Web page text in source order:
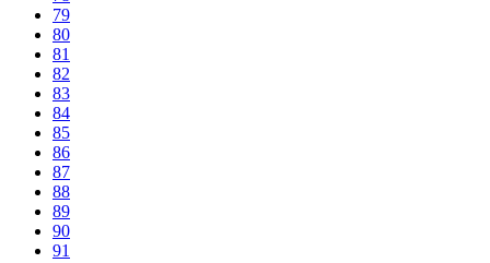
79
80
81
82
83
84
85
86
87
88
89
90
91